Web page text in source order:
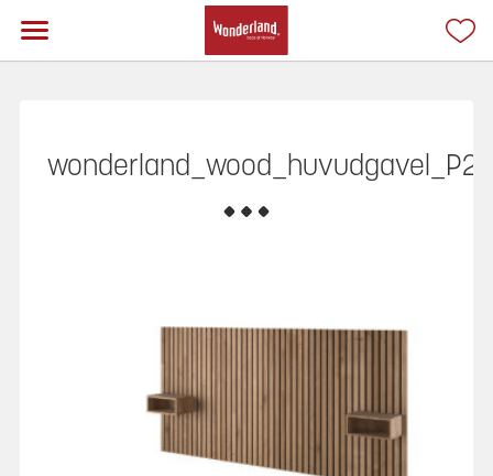
wonderland_wood_huvudgavel_P2